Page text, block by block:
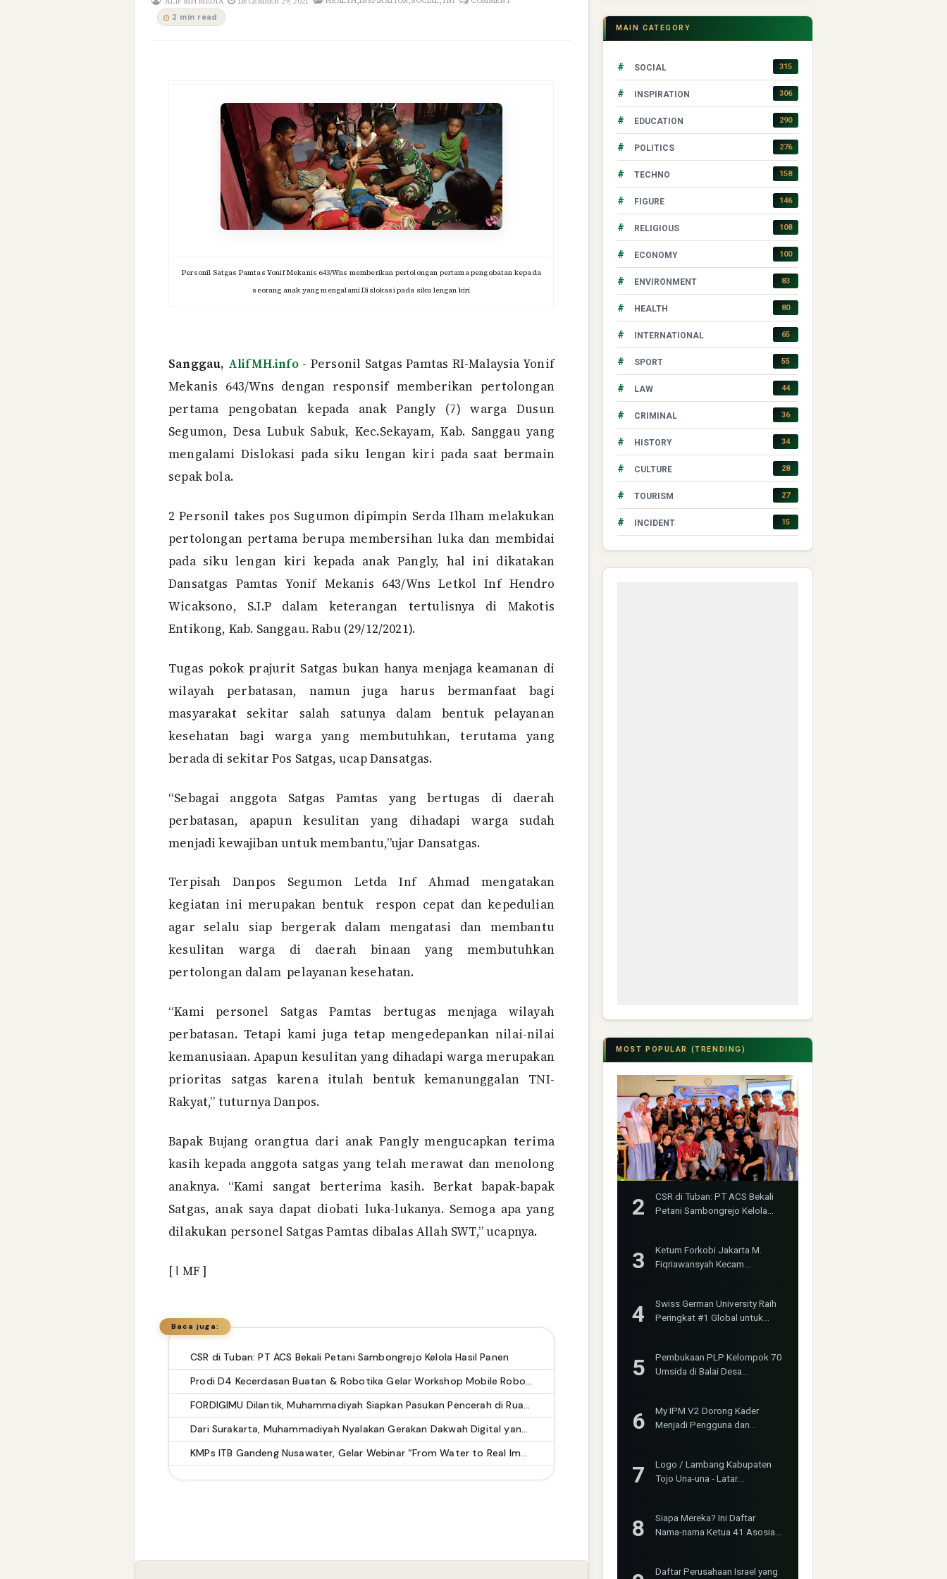
2 min read
Personil Satgas Pamtas Yonif Mekanis 643/Wns memberikan pertolongan pertama pengobatan kepada
seorang anak yang mengalami Dislokasi pada siku lengan kiri
Sanggau, AlifMH.info- Personil Satgas Pamtas RI-Malaysia Yonif
Mekanis 643/Wns dengan responsif memberikan pertolongan
pertama pengobatan kepada anak Pangly (7) warga Dusun
Segumon, Desa Lubuk Sabuk, Kec.Sekayam, Kab. Sanggau yang
mengalami Dislokasi pada siku lengan kiri pada saat bermain
sepak bola.
2 Personil takes pos Sugumon dipimpin Serda Ilham melakukan
pertolongan pertama berupa membersihan luka dan membidai
pada siku lengan kiri kepada anak Pangly, hal ini dikatakan
Dansatgas Pamtas Yonif Mekanis 643/Wns Letkol Inf Hendro
Wicaksono, S.I.P dalam keterangan tertulisnya di Makotis
Entikong, Kab. Sanggau. Rabu (29/12/2021).
Tugas pokok prajurit Satgas bukan hanya menjaga keamanan di
wilayah perbatasan, namun juga harus bermanfaat bagi
masyarakat sekitar salah satunya dalam bentuk pelayanan
kesehatan bagi warga yang membutuhkan, terutama yang
berada di sekitar Pos Satgas, ucap Dansatgas.
“Sebagai anggota Satgas Pamtas yang bertugas di daerah
perbatasan, apapun kesulitan yang dihadapi warga sudah
menjadi kewajiban untuk membantu,”ujar Dansatgas.
Terpisah Danpos Segumon Letda Inf Ahmad mengatakan
kegiatan ini merupakan bentuk respon cepat dan kepedulian
agar selalu siap bergerak dalam mengatasi dan membantu
kesulitan warga di daerah binaan yang membutuhkan
pertolongan dalam pelayanan kesehatan.
“Kami personel Satgas Pamtas bertugas menjaga wilayah
perbatasan. Tetapi kami juga tetap mengedepankan nilai-nilai
kemanusiaan. Apapun kesulitan yang dihadapi warga merupakan
prioritas satgas karena itulah bentuk kemanunggalan TNI-
Rakyat,” tuturnya Danpos.
Bapak Bujang orangtua dari anak Pangly mengucapkan terima
kasih kepada anggota satgas yang telah merawat dan menolong
anaknya. “Kami sangat berterima kasih. Berkat bapak-bapak
Satgas, anak saya dapat diobati luka-lukanya. Semoga apa yang
dilakukan personel Satgas Pamtas dibalas Allah SWT,” ucapnya.
[ ا MF ]
Baca juga:
CSR di Tuban: PT ACS Bekali Petani Sambongrejo Kelola Hasil Panen
Prodi D4 Kecerdasan Buatan & Robotika Gelar Workshop Mobile Robot untuk Siswa SMK, Optimalkan Laboratorium untuk Pengabdian Masyarakat
FORDIGIMU Dilantik, Muhammadiyah Siapkan Pasukan Pencerah di Ruang Digital
Dari Surakarta, Muhammadiyah Nyalakan Gerakan Dakwah Digital yang Mencerahkan
KMPs ITB Gandeng Nusawater, Gelar Webinar “From Water to Real Impact” untuk Mahasiswa Pascasarjana
MAIN CATEGORY
# SOCIAL 315
# INSPIRATION 306
# EDUCATION 290
# POLITICS 276
# TECHNO 158
# FIGURE 146
# RELIGIOUS 108
# ECONOMY 100
# ENVIRONMENT 83
# HEALTH 80
# INTERNATIONAL 65
# SPORT 55
# LAW 44
# CRIMINAL 36
# HISTORY 34
# CULTURE 28
# TOURISM 27
# INCIDENT 15
MOST POPULAR (TRENDING)
CSR di Tuban: PT ACS Bekali
Petani Sambongrejo Kelola
Ketum Forkobi Jakarta M.
Fiqriawansyah Kecam
Bima Jakarta
Swiss German University Raih
Peringkat #1 Global untuk
Pembukaan PLP Kelompok 70
Umsida di Balai Desa
My IPM V2 Dorong Kader
Menjadi Pengguna dan
Logo / Lambang Kabupaten
Tojo Una-una - Latar
Siapa Mereka? Ini Daftar
Nama-nama Ketua 41 Asosiasi
Daftar Perusahaan Israel yang